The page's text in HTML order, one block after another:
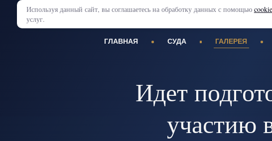
ГЛАВНАЯ СУДА ГАЛЕРЕЯ
Идет
участию
Используя данный сайт, вы соглашаетесь на обработку данных с помощью
услуг.